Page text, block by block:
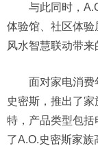
与此同时，
体验馆、社区体
风水智慧联动带来
面对家电消费
史密斯，推出了
特，产品类型包
了A.O.史密斯家